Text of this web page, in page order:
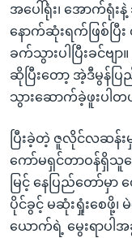
အပေါ်ရုံး၊ အောက်ရုံ
နောက်ဆုံးရက်ဖြစ်ပြီ
ခက်သွားပါပြီးခင်ဗ
ဆိုပြီးတော့ အဲ့ဒီမွန်ပ
သွားဆောက်ခဲ့ဖူးပါတ
ပြီးခဲ့တဲ့ ဇူလိုင်လဆန်း
ကော်မရှင်တာဝန်ရှိသူ
မြင့် နေပြည်တော်မှ
ပိုင်ခွင့် မဆုံးရှုံးစေဖို့၊
ယောက်ရဲ့ မွေးရာပါ